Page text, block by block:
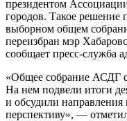
президентом
городов. Такое
выборном общем
переизбран мэр
сообщает пресс-служба
«Общее собрание АСДГ
На нем подвели итоги
и обсудили
перспективу», —